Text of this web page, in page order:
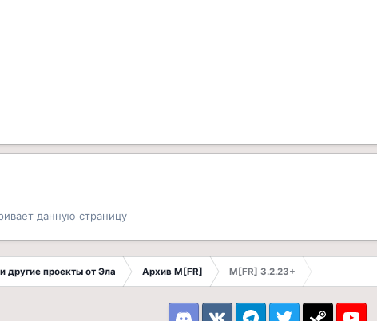
данную страницу
другие проекты от Эла Архив M[FR] M[FR] 3.2.23+